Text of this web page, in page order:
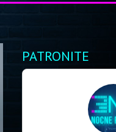
PATRONITE